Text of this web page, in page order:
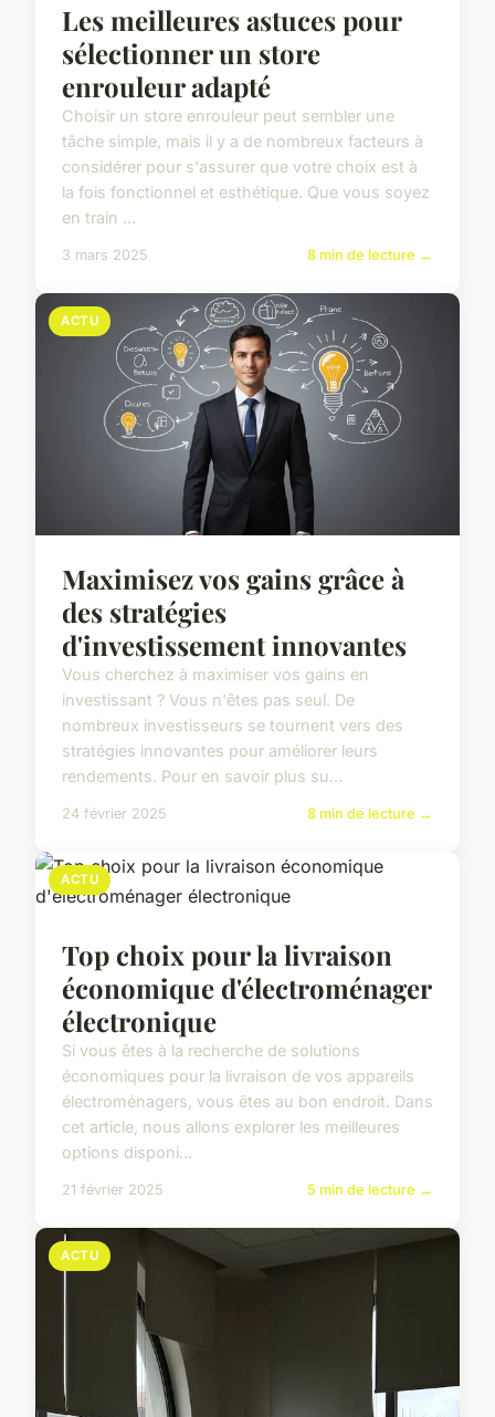
Les meilleures astuces pour
sélectionner un store
enrouleur adapté
Choisir un store enrouleur peut sembler une
tâche simple, mais il y a de nombreux facteurs à
considérer pour s'assurer que votre choix est à
la fois fonctionnel et esthétique. Que vous soyez
en train ...
3 mars 2025 8 min de lecture →
ACTU
Maximisez vos gains grâce à
des stratégies
d'investissement innovantes
Vous cherchez à maximiser vos gains en
investissant ? Vous n'êtes pas seul. De
nombreux investisseurs se tournent vers des
stratégies innovantes pour améliorer leurs
rendements. Pour en savoir plus su...
24 février 2025 8 min de lecture →
ACTU
Top choix pour la livraison
économique d'électroménager
électronique
Si vous êtes à la recherche de solutions
économiques pour la livraison de vos appareils
électroménagers, vous êtes au bon endroit. Dans
cet article, nous allons explorer les meilleures
options disponi...
21 février 2025 5 min de lecture →
ACTU